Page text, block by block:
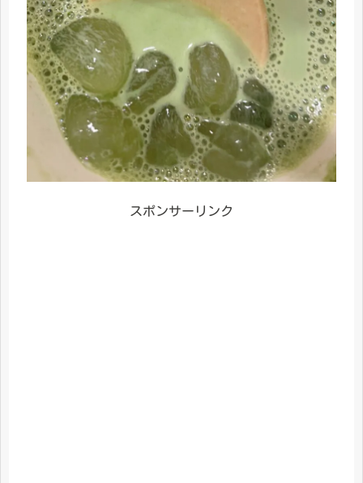
スポンサーリンク